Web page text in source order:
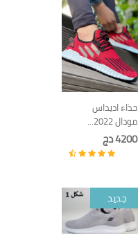
حذاء اديداس
مودال 2022...
4200 دج
جديد